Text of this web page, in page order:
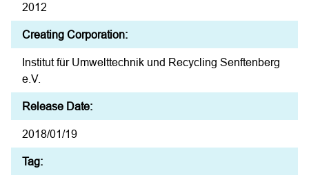
2012
Creating Corporation:
Institut für Umwelttechnik und Recycling Senftenberg
e.V.
Release Date:
2018/01/19
Tag: